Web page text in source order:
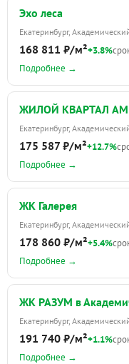
Эхо леса
Екатеринбург,
168 811 ₽/м²+3.8%
Подробнее →
ЖИЛОЙ КВАРТАЛ
Екатеринбург,
175 587 ₽/м²+12.7%
Подробнее →
ЖК Галерея
Екатеринбург,
178 860 ₽/м²+5.4%
Подробнее →
ЖК РАЗУМ в
Екатеринбург,
191 740 ₽/м²+1.1%
Подробнее →